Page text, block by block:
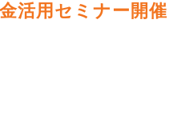
活用セミナー開催